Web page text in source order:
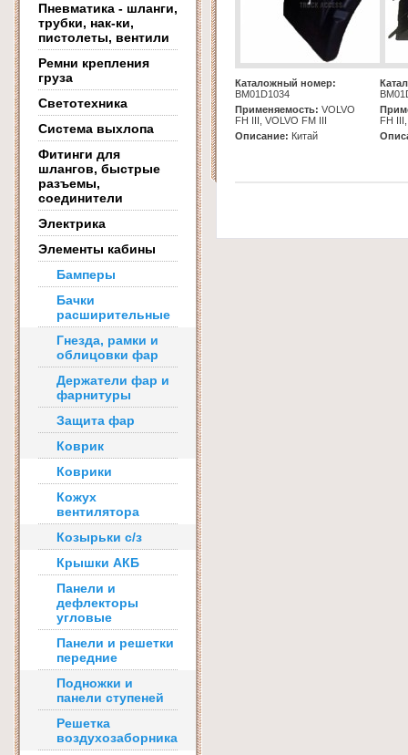
Пневматика - шланги,
трубки, нак-ки,
пистолеты, вентили
Ремни крепления
груза
Светотехника
Система выхлопа
Фитинги для
шлангов, быстрые
разъемы,
соединители
Электрика
Элементы кабины
Бамперы
Бачки
расширительные
Гнезда, рамки и
облицовки фар
Держатели фар и
фарнитуры
Защита фар
Коврик
Коврики
Кожух
вентилятора
Козырьки с/з
Крышки АКБ
Панели и
дефлекторы
угловые
Панели и решетки
передние
Подножки и
панели ступеней
Решетка
воздухозаборника
Каталожный номер:
BM01D1034
Применяемость: VOLVO
FH III, VOLVO FM III
Описание: Китай
FH